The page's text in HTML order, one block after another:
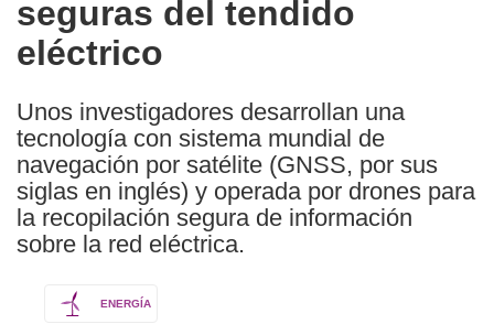
seguras del tendido
eléctrico
Unos investigadores desarrollan una
tecnología con sistema mundial de
navegación por satélite (GNSS, por sus
siglas en inglés) y operada por drones para
la recopilación segura de información
sobre la red eléctrica.
ENERGÍA